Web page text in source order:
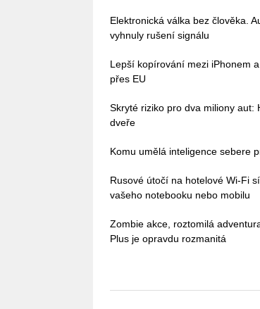
Elektronická válka bez člověka.
vyhnuly rušení signálu
Lepší kopírování mezi iPhonem
přes EU
Skryté riziko pro dva miliony
dveře
Komu umělá inteligence sebere
Rusové útočí na hotelové Wi-Fi
vašeho notebooku nebo mobilu
Zombie akce, roztomilá
Plus je opravdu rozmanitá